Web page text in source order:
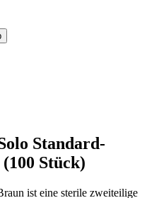
Standard-
Stück)
ist eine sterile zweiteilige